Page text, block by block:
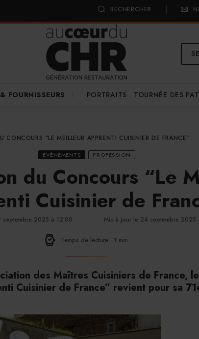
RECHERCHER
FOURNISSEURS PORTRAITS TOURNÉE DES
CONCOURS “LE MEILLEUR APPRENTI CUISINIER DE FRANCE”
EVÈNEMENTS PROFESSION
du Concours “Le
Cuisinier de
septembre 2025 à 12:00 Mis à jour le 24 septembre 2025
Temps de lecture : 1 min
des Maîtres Cuisiniers de France,
Cuisinier de France” revient pour sa